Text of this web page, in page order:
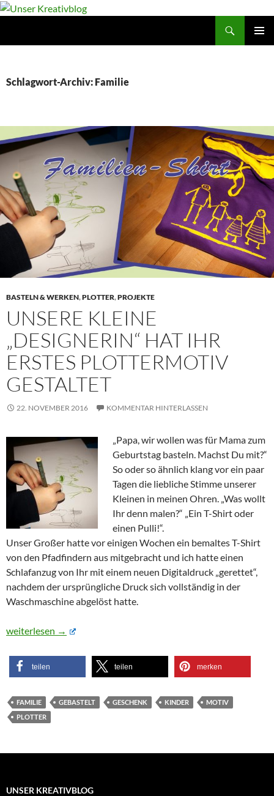
Schlagwort-Archiv: Familie
BASTELN & WERKEN,PLOTTER,PROJEKTE
UNSERE KLEINE
„DESIGNERIN“ HAT IHR
ERSTES PLOTTERMOTIV
GESTALTET
22. NOVEMBER 2016 KOMMENTAR HINTERLASSEN
„Papa, wir wollen was für Mama zum
Geburtstag basteln. Machst Du mit?“
So oder so ähnlich klang vor ein paar
Tagen die liebliche Stimme unserer
Kleinen in meinen Ohren. „Was wollt
Ihr denn malen?“ „Ein T-Shirt oder
einen Pulli!“.
Unser Großer hatte vor einigen Wochen ein bemaltes T-Shirt
von den Pfadfindern aus mitgebracht und ich hatte einen
Schlafanzug von Ihr mit einem neuen Digitaldruck „gerettet“,
nachdem der ursprüngliche Druck sich vollständig in der
Waschmaschine abgelöst hatte.
Unsere kleine „Designerin“ hat ihr erstes Plottermotiv gestaltet
weiterlesen →
teilen teilen merken
FAMILIE GEBASTELT GESCHENK KINDER
MOTIV
PLOTTER
UNSER KREATIVBLOG